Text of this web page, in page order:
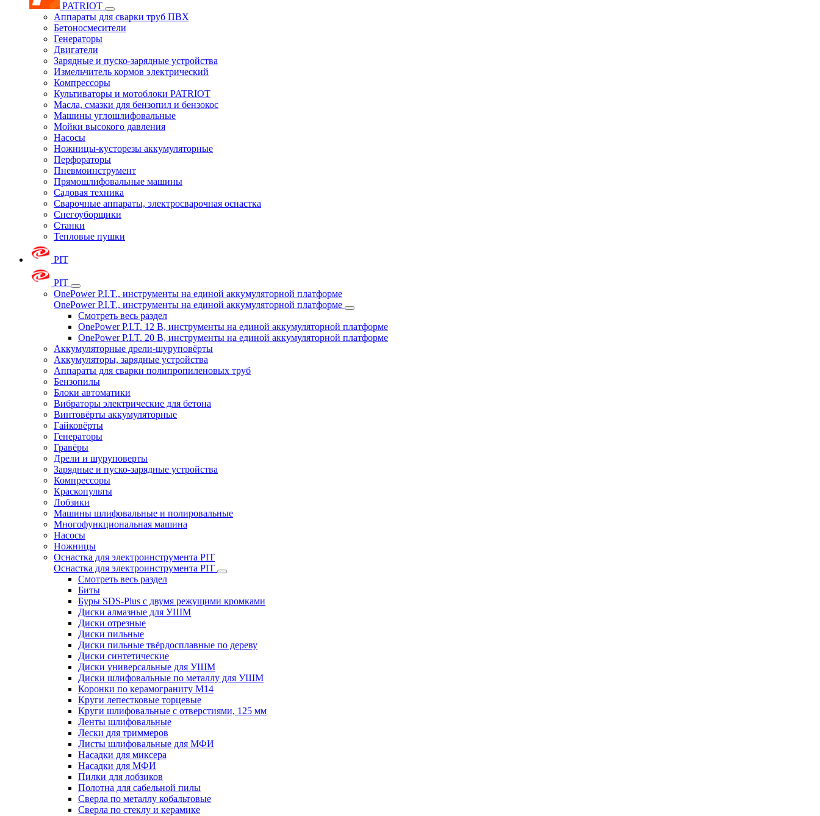
PATRIOT
Аппараты для сварки труб ПВХ
Бетоносмесители
Генераторы
Двигатели
Зарядные и пуско-зарядные устройства
Измельчитель кормов электрический
Компрессоры
Культиваторы и мотоблоки PATRIOT
Масла, смазки для бензопил и бензокос
Машины углошлифовальные
Мойки высокого давления
Насосы
Ножницы-кусторезы аккумуляторные
Перфораторы
Пневмоинструмент
Прямошлифовальные машины
Садовая техника
Сварочные аппараты, электросварочная оснастка
Снегоуборщики
Станки
Тепловые пушки
PIT
PIT
OnePower P.I.T., инструменты на единой аккумуляторной платформе
OnePower P.I.T., инструменты на единой аккумуляторной платформе
Смотреть весь раздел
OnePower P.I.T. 12 В, инструменты на единой аккумуляторной платформе
OnePower P.I.T. 20 В, инструменты на единой аккумуляторной платформе
Аккумуляторные дрели-шуруповёрты
Аккумуляторы, зарядные устройства
Аппараты для сварки полипропиленовых труб
Бензопилы
Блоки автоматики
Вибраторы электрические для бетона
Винтовёрты аккумуляторные
Гайковёрты
Генераторы
Гравёры
Дрели и шуруповерты
Зарядные и пуско-зарядные устройства
Компрессоры
Краскопульты
Лобзики
Машины шлифовальные и полировальные
Многофункциональная машина
Насосы
Ножницы
Оснастка для электроинструмента PIT
Оснастка для электроинструмента PIT
Смотреть весь раздел
Биты
Буры SDS-Plus c двумя режущими кромками
Диски алмазные для УШМ
Диски отрезные
Диски пильные
Диски пильные твёрдосплавные по дереву
Диски синтетические
Диски универсальные для УШМ
Диски шлифовальные по металлу для УШМ
Коронки по керамограниту M14
Круги лепестковые торцевые
Круги шлифовальные с отверстиями, 125 мм
Ленты шлифовальные
Лески для триммеров
Листы шлифовальные для МФИ
Насадки для миксера
Насадки для МФИ
Пилки для лобзиков
Полотна для сабельной пилы
Сверла по металлу кобальтовые
Сверла по стеклу и керамике